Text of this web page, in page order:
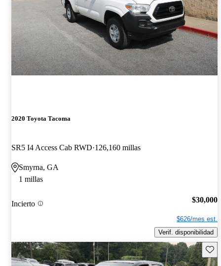
2020 Toyota Tacoma
SR5 I4 Access Cab RWD 126,160 millas
Smyrna, GA
1 millas
Incierto $30,000
$626/mes est.
Verif. disponibilidad